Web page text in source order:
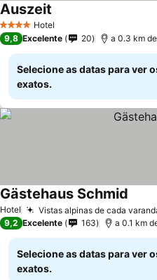
4 EstrelasHotel
Auszeit
9,8 Excelente 20 a 0.3 km
Selecione as datas para ver
exatos.
Hotel Vistas alpinas de cada
Gästehaus Schmid
9,2 Excelente 163 a 0.1 km
Selecione as datas para ver
exatos.